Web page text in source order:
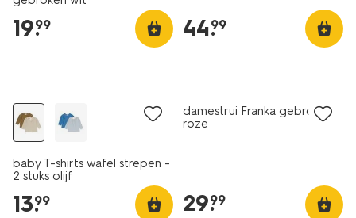
19.
99 44.
99
baby T-shirts wafel strepen -
2 stuks olijf
13.
99
damestrui Franka gebreid
roze
29.
99